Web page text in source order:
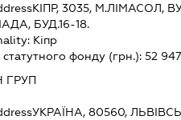
КІПР, 3035, М.ЛІМАСОЛ,
БУД.16-18.
Кіпр
фонду (грн.): 52 947
ГРУП
УКРАЇНА, 80560,